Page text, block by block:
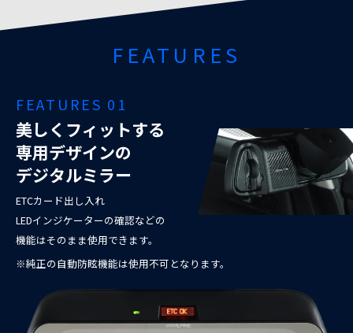
FEATURES
FEATURES 01
美しくフィットする
専用デザインの
デジタルミラー
ETCカード出し入れ
LEDインジケーターの確認などの
機能はそのまま使用できます。
※純正の自動防眩機能は使用不可となります。